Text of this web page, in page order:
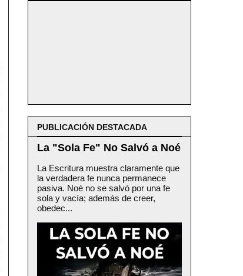
PUBLICACIÓN DESTACADA
La "Sola Fe" No Salvó a Noé
La Escritura muestra claramente que
la verdadera fe nunca permanece
pasiva. Noé no se salvó por una fe
sola y vacía; además de creer,
obedec...